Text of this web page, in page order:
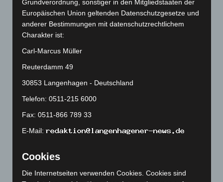
Oktober 2023(114)
September 2023(133)
August 2023(134)
Juli 2023(118)
Juni 2023(142)
Mai 2023(139)
April 2023(155)
März 2023(174)
Februar 2023(154)
Dezember 2022
November 2022(167)
Grundverordnung, sonstiger in den Mitgliedstaaten der
Europäischen Union geltenden Datenschutzgesetze und
anderer Bestimmungen mit datenschutzrechtlichem
Charakter ist:
Carl-Marcus Müller
Reuterdamm 49
30853 Langenhagen - Deutschland
Telefon: 0511-215 6000
Fax: 0511-866 789 33
E-Mail:
Cookies
Die Internetseiten verwenden Cookies. Cookies sind